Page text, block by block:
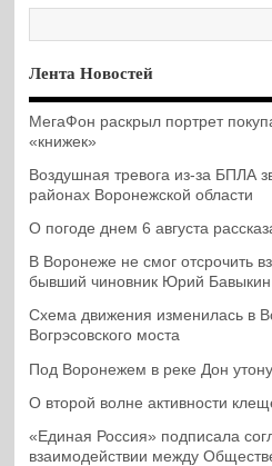
Лента Новостей
МегаФон раскрыл портрет
«книжек»
Воздушная тревога из-за БПЛА
районах Воронежской области
О погоде днем 6 августа
В Воронеже не смог отсрочить
бывший чиновник Юрий Бавыкин
Схема движения изменилась в
Вогрэсовского моста
Под Воронежем в реке Дон
О второй волне активности
«Единая Россия» подписала
взаимодействии между